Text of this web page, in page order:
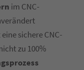
im CNC-
sichere CNC-
zu 100%